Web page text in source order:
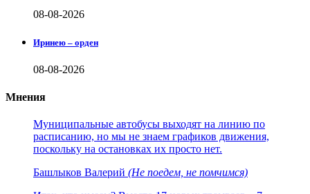
08-08-2026
Иринею – орден
08-08-2026
Мнения
Муниципальные автобусы выходят на линию по
расписанию, но мы не знаем графиков движения,
поскольку на остановках их просто нет.
Башлыков Валерий (Не поедем, не помчимся)